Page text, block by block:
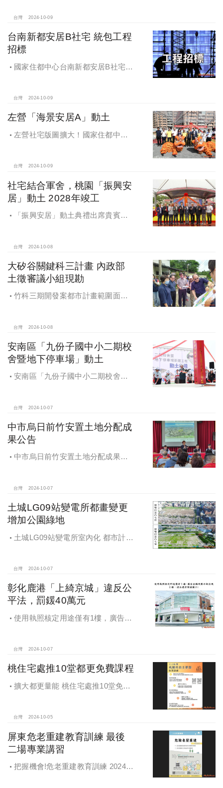
台灣 2024-10-09
台南新都安居B社宅 統包工程
招標
國家住都中心台南新都安居B社宅
台灣 2024-10-09
左營「海景安居A」動土
左營社宅版圖擴大！國家住都中心
台灣 2024-10-09
社宅結合軍舍，桃園「振興安
居」動土 2028年竣工
「振興安居」動土典禮出席貴賓有
財政部國有財產署曾國基署長、桃園
賓，祈求工程順利進行。
台灣 2024-10-08
大矽谷關鍵科三計畫 內政部
土徵審議小組現勘
竹科三期開發案都市計畫範圍面積
分地區
台灣 2024-10-08
安南區「九份子國中小二期校
舍暨地下停車場」動土
安南區「九份子國中小二期校舍暨
台灣 2024-10-07
中市烏日前竹安置土地分配成
果公告
中市烏日前竹安置土地分配成果公
台灣 2024-10-07
土城LG09站變電所都畫變更
增加公園綠地
土城LG09站變電所室內化 都市計畫
台灣 2024-10-07
彰化鹿港「上綺京城」違反公
平法，罰鍰40萬元
使用執照核定用途僅有1樓，廣告宣
台灣 2024-10-07
桃住宅處推10堂都更免費課程
擴大都更量能 桃住宅處推10堂免費
台灣 2024-10-05
屏東危老重建教育訓練 最後
二場專業講習
把握機會!危老重建教育訓練 2024年